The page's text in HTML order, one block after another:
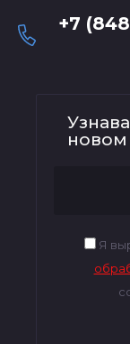
+7
новом
Я